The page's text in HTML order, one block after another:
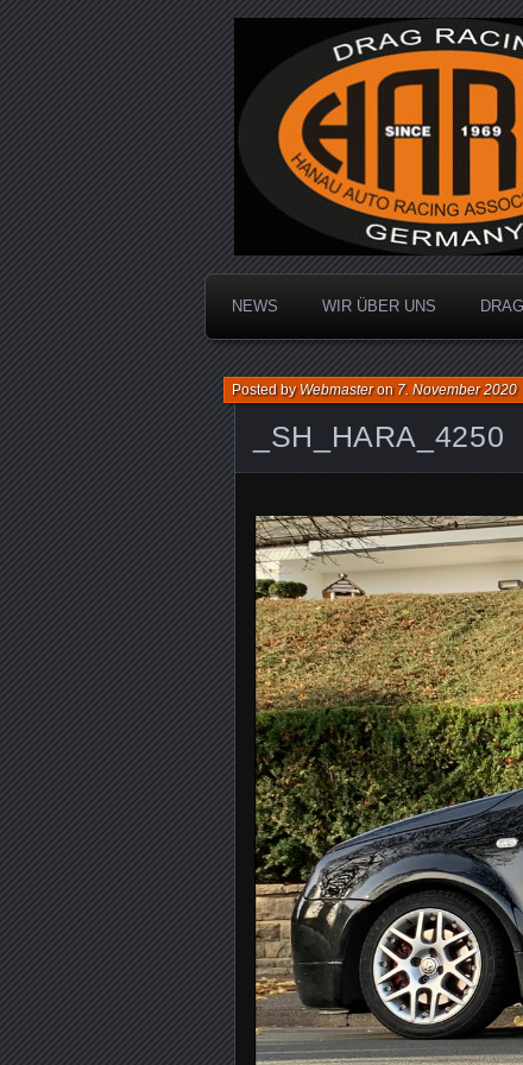
Hanau Auto
Dragracing auf der 1/4 Meile
NEWS WIR ÜBER UNS
_SH_HARA_4250
Posted byWebmasteron 7. November 2020